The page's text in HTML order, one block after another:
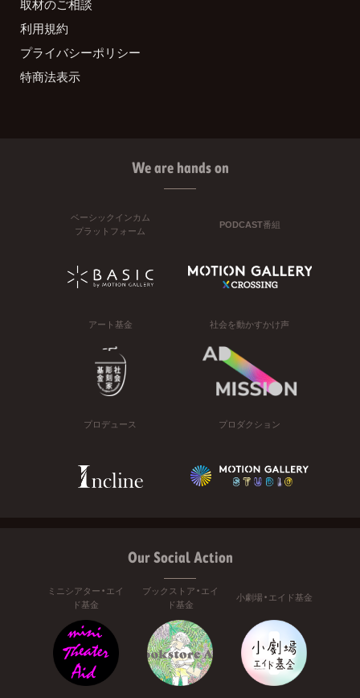
取材のご相談
利用規約
プライバシーポリシー
特商法表示
We are hands on
ベーシックインカム
プラットフォーム
PODCAST番組
アート基金 社会を動かすかけ声
プロデュース プロダクション
Our Social Action
ミニシアター・エイ
ド基金
ブックストア・エイ
ド基金
小劇場・エイド基金